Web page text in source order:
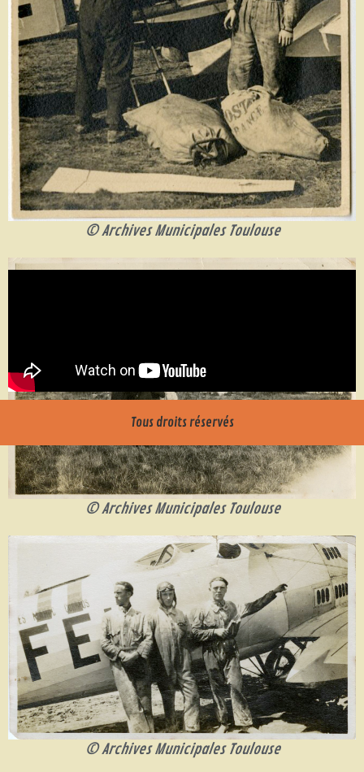
© Archives Municipales Toulouse
© Archives Municipales Toulouse
© Archives Municipales Toulouse
Tous droits réservés